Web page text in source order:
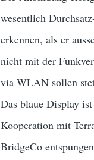
wesentlich
erkennen, als er
nicht mit der
via WLAN sollen
Das blaue Display
Kooperation mit
BridgeCo